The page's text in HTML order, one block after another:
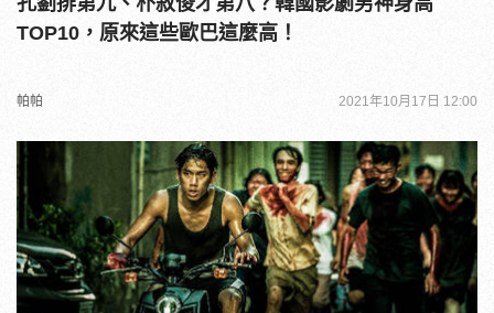
TOP10，原來這些歐巴這麼高！
帕帕 2021年10月17日 12:00